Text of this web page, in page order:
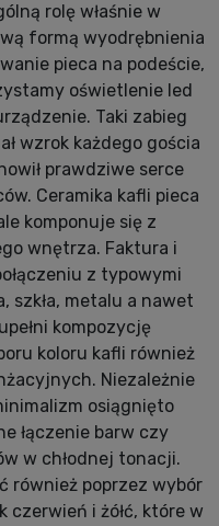
rolę właśnie w
formą wyodrębnienia
pieca na podeście,
oświetlenie led
Taki zabieg
wzrok każdego gościa
prawdziwe serce
Ceramika kafli pieca
komponuje się z
wnętrza. Faktura i
z typowymi
szkła, metalu a nawet
kompozycję
koloru kafli również
Niezależnie
osiągnięto
łączenie barw czy
w chłodnej tonacji.
również poprzez wybór
czerwień i żółć, które w